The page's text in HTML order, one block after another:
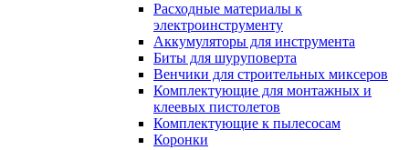
Расходные материалы к
электроинструменту
Аккумуляторы для инструмента
Биты для шуруповерта
Венчики для строительных миксеров
Комплектующие для монтажных и
клеевых пистолетов
Комплектующие к пылесосам
Коронки